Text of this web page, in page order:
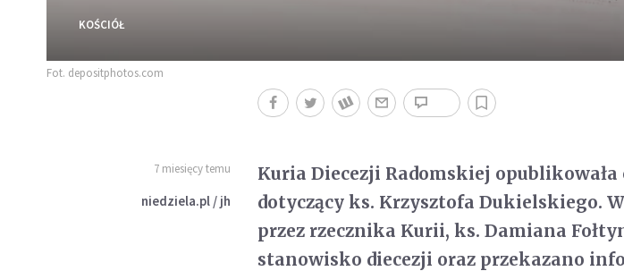
KOŚCIÓŁ
Fot. depositphotos.com
7 miesięcy temu
niedziela.pl / jh
Kuria Diecezji Radomskiej
dotyczący ks. Krzysztofa Dukielskiego.
przez rzecznika Kurii, ks. Damiana
stanowisko diecezji oraz przekazano